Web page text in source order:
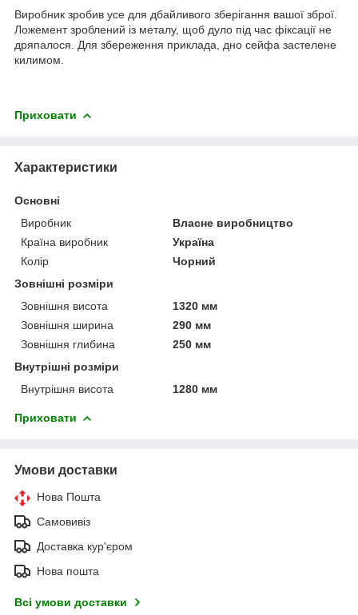
Виробник зробив усе для дбайливого зберігання вашої зброї.
Ложемент зроблений із металу, щоб дуло під час фіксації не
дряпалося. Для збереження приклада, дно сейфа застелене
килимом.
Приховати
Характеристики
Основні
Виробник
Власне виробництво
Країна виробник
Україна
Колір
Чорний
Зовнішні розміри
Зовнішня висота
1320 мм
Зовнішня ширина
290 мм
Зовнішня глибина
250 мм
Внутрішні розміри
Внутрішня висота
1280 мм
Приховати
Умови доставки
Нова Пошта
Самовивіз
Доставка кур'єром
Нова пошта
Всі умови доставки